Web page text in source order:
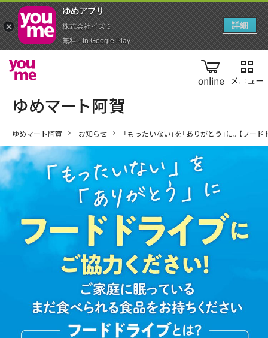
online
ゆめマート阿賀 お知らせ 「もったいない」を「ありがとう」に。【フー
ゆめアプ‪リ‬
株式会社イズミ
無料 - In Google Play
詳細